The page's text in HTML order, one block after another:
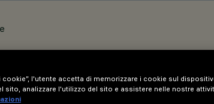
cookie”, l'utente accetta di memorizzare i cookie sul
sito, analizzare l'utilizzo del sito e assistere nelle nostre